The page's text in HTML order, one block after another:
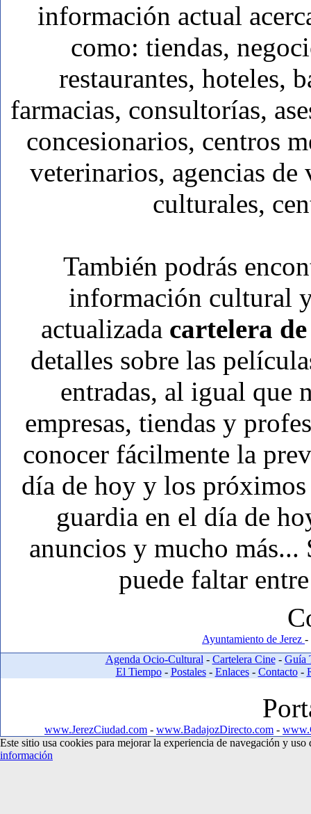
información actual
como: tiendas,
restaurantes, hoteles,
farmacias, consultorías,
concesionarios, centros
veterinarios, agencias de
culturales,
También podrás
información cultural
actualizada cartelera
detalles sobre las
entradas, al igual que
empresas, tiendas y
conocer fácilmente la
día de hoy y los próximos
guardia en el día de
anuncios y mucho más...
puede faltar
Ayuntamiento de Jerez -
Agenda Ocio-Cultural - Cartelera Cine- Guía
El Tiempo- Postales- Enlaces- Contacto-
www.JerezCiudad.com - www.BadajozDirecto.com -
Este sitio usa cookies para mejorar la experiencia de navegación y
información